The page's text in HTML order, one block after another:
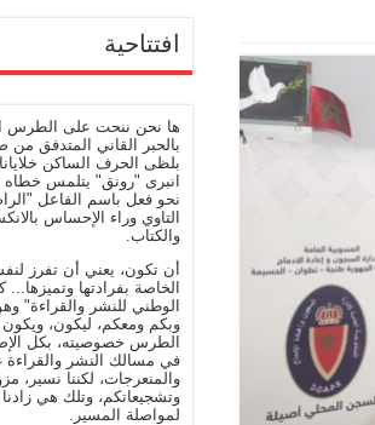
افتتاحية
ها نحن ننحت على الطرس
بالحبر القاني المتدفق
بلظى الحرف الساكن
انبرى "رونق" يتلمس خطاه
نحو فعل باسم الفاعل
التاوي وراء الإحساس
والكتاب.
أن تكون، يعني أن تفرز
الخاصة بفرادتها
الوطني للنشر والقراءة"
وبكم ومعكم، ليكون،
الطرس خصوصيته، بكل
في مسالك النشر والقراءة
والمنعرجات، لكننا نسير،
وتشجيعاتكم، وتلك هي
لمواصلة المسير.